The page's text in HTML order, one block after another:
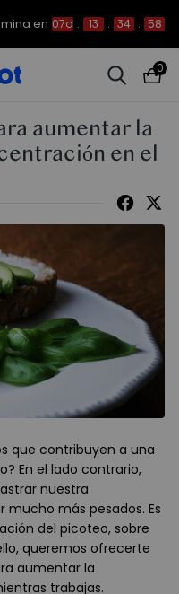
en 07d : 13 : 34 : 58
0
aumentar la
en el
que contribuyen a una
En el lado contrario,
nuestra
más pesados. Es
del picoteo, sobre
queremos ofrecerte
aumentar la
trabajas.